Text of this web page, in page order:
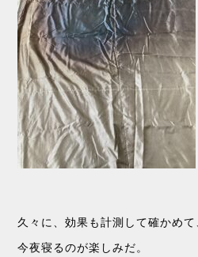
久々に、効果も計測して確かめ
今夜寝るのが楽しみだ。